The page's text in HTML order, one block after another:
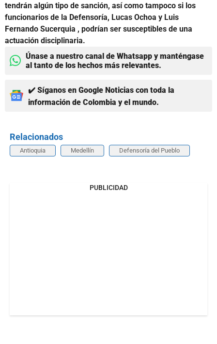
tendrán algún tipo de sanción, así como tampoco si los
funcionarios de la Defensoría, Lucas Ochoa y Luis
Fernando Sucerquia , podrían ser susceptibles de una
actuación disciplinaria.
Únase a nuestro canal de Whatsapp y manténgase
al tanto de los hechos más relevantes.
✔️ Síganos en Google Noticias con toda la
información de Colombia y el mundo.
Relacionados
Antioquia Medellín Defensoría del Pueblo
PUBLICIDAD